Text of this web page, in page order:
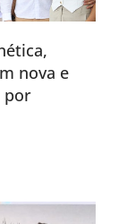
nova e
por